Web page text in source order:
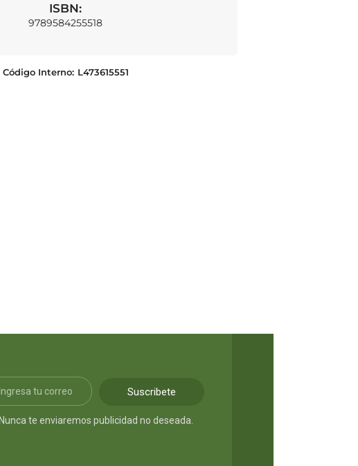
ISBN:
9789584255518
Código Interno: L473615551
Suscribete
Nunca te enviaremos publicidad no deseada.